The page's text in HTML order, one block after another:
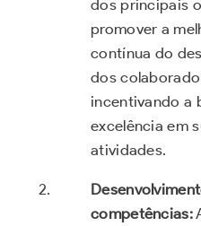
dos principais
promover a
contínua do
dos
incentivando a
excelência em
atividades.
competências: